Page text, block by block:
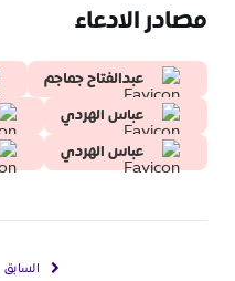
مصادر الادعاء
عبدالفتاح جماجم
عباس الهردي
عباس الهردي
السابق